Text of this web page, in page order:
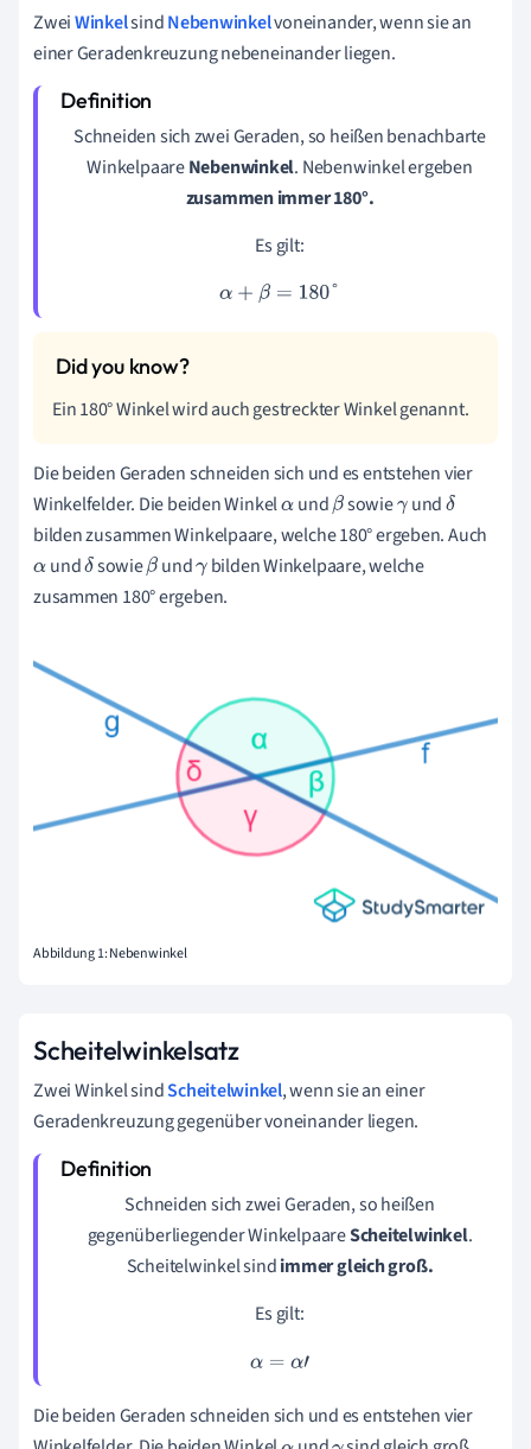
ZweiWinkelsindNebenwinkelvoneinander, wenn sie an
einer Geradenkreuzung nebeneinander liegen.
Schneiden sich zwei Geraden, so heißen benachbarte
WinkelpaareNebenwinkel. Nebenwinkel ergeben
zusammen immer 180°.
Es gilt:
α+β=180°
Ein 180° Winkel wird auch gestreckter Winkel genannt.
Die beiden Geraden schneiden sich und es entstehen vier
Winkelfelder. Die beiden Winkelα undβsowieγ undδ
bilden zusammen Winkelpaare, welche 180° ergeben. Auch
α undδsowieβ undγbilden Winkelpaare, welche
zusammen 180° ergeben.
Abbildung 1: Nebenwinkel
Scheitelwinkelsatz
Zwei Winkel sindScheitelwinkel, wenn sie an einer
Geradenkreuzung gegenüber voneinander liegen.
Schneiden sich zwei Geraden, so heißen
gegenüberliegender WinkelpaareScheitelwinkel.
Scheitelwinkel sindimmer gleich groß.
Es gilt:
α= α'
Die beiden Geraden schneiden sich und es entstehen vier